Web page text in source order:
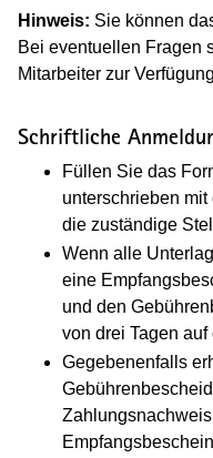
Hinweis: Sie können
Bei eventuellen Fragen
Mitarbeiter zur
Schriftliche
Füllen Sie das
unterschrieben
die zuständige
Wenn alle
eine
und den
von drei Tagen
Gegebenenfalls